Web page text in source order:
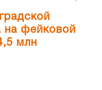
на фейковой
млн